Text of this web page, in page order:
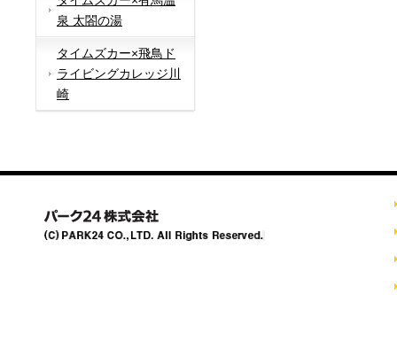
泉 太閤の湯
タイムズカー×飛鳥ド
ライビングカレッジ川
崎